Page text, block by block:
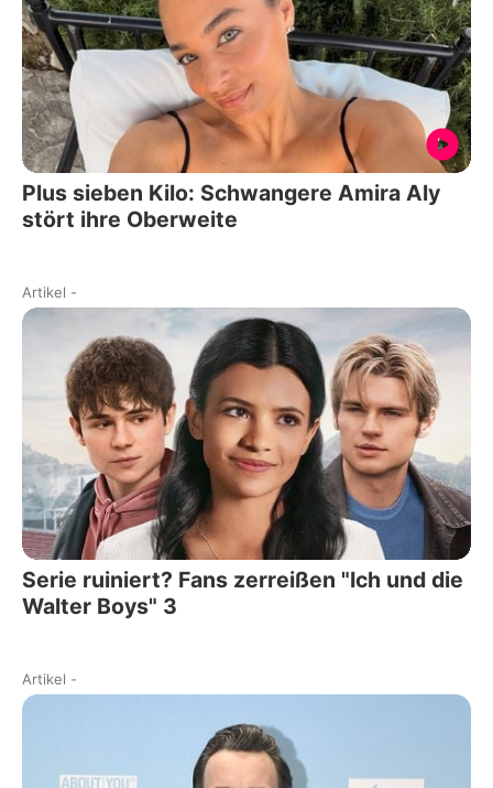
Plus sieben Kilo: Schwangere Amira Aly
stört ihre Oberweite
Artikel -
Serie ruiniert? Fans zerreißen "Ich und die
Walter Boys" 3
Artikel -